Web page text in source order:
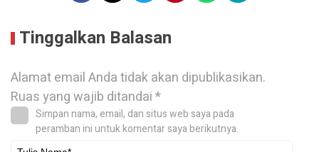
Tinggalkan Balasan
Alamat email Anda tidak akan dipublikasikan.
Ruas yang wajib ditandai*
Simpan nama, email, dan situs web saya pada
peramban ini untuk komentar saya berikutnya.